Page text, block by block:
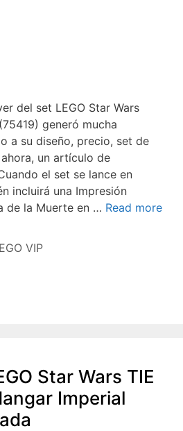
del set LEGO Star Wars
generó mucha
a su diseño, precio, set de
un artículo de
el set se lance en
incluirá una Impresión
de la Muerte en … Read more
VIP
Star Wars TIE
Imperial